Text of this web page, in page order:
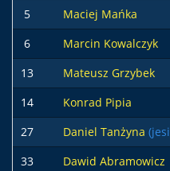
5 Maciej Mańka
6 Marcin Kowalczyk
13 Mateusz Grzybek
14 Konrad Pipia
27 Daniel Tanżyna
33 Dawid Abramowicz